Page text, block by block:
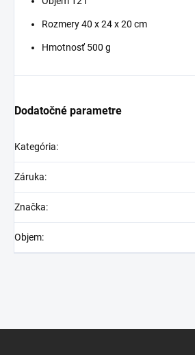
Rozmery 40 x 24 x 20 cm
Hmotnosť 500 g
Dodatočné parametre
Kategória:
Záruka:
Značka:
Objem: